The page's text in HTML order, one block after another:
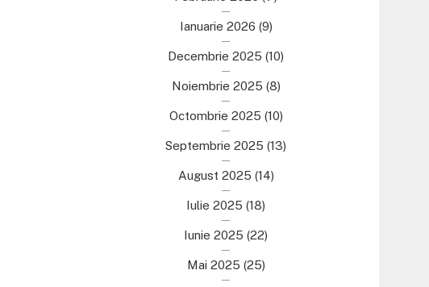
Ianuarie 2026 (9)
Decembrie 2025 (10)
Noiembrie 2025 (8)
Octombrie 2025 (10)
Septembrie 2025 (13)
August 2025 (14)
Iulie 2025 (18)
Iunie 2025 (22)
Mai 2025 (25)